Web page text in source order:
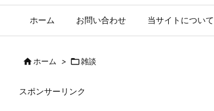
ホーム お問い合わせ 当サイトについて
ホーム > 雑談
スポンサーリンク